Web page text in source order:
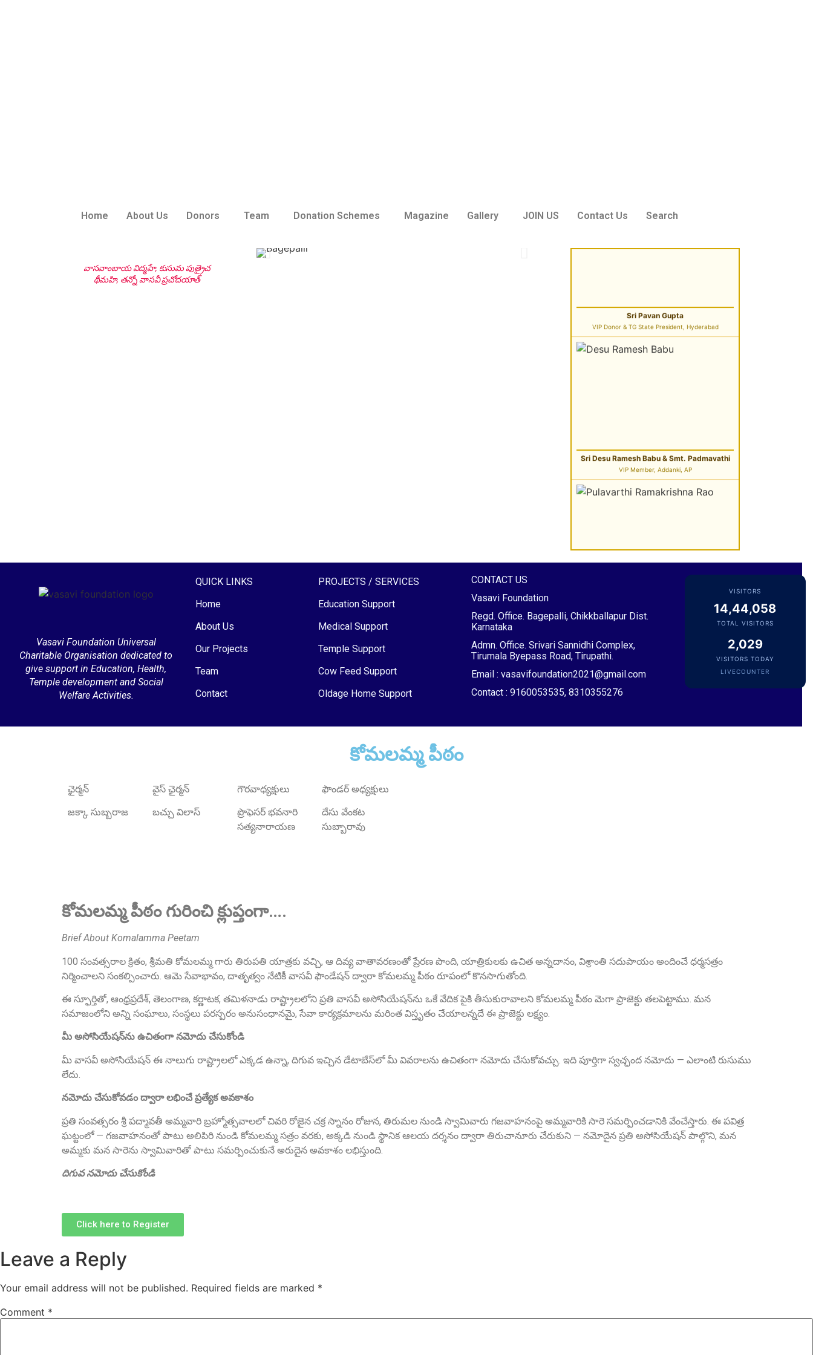
Home About Us Donors Team Donation Schemes Magazine Gallery JOIN US Contact Us Search
వాసవాంబాయ విద్మహే, కుసుమ పుత్రైచ
థీమహి, తన్నో వాసవీ ప్రచోదయాత్
Founder Donor, USA
Sri Anna Ranganayakulu
Founder Donor, Kanigiri, Prakasam Dist. AP
Vasavi Foundation Universal
Charitable Organisation dedicated to
give support in Education, Health,
Temple development and Social
Welfare Activities.
QUICK LINKS
Home
About Us
Our Projects
Team
Contact
PROJECTS / SERVICES
Education Support
Medical Support
Temple Support
Cow Feed Support
Oldage Home Support
CONTACT US
Vasavi Foundation
Regd. Office. Bagepalli, Chikkballapur Dist.
Karnataka
Admn. Office. Srivari Sannidhi Complex,
Tirumala Byepass Road, Tirupathi.
Email : vasavifoundation2021@gmail.com
Contact : 9160053535, 8310355276
VISITORS
14,44,058
TOTAL VISITORS
2,029
VISITORS TODAY
LIVECOUNTER
కోమలమ్మ పీఠం
ఛైర్మన్
జక్కా సుబ్బరాజ
వైస్ ఛైర్మన్
బచ్చు విలాస్
గౌరవాధ్యక్షులు
ప్రొఫెసర్ భవనారి
సత్యనారాయణ
ఫౌండర్ అధ్యక్షులు
దేసు వేంకట
సుబ్బారావు
కోమలమ్మ పీఠం గురించి క్లుప్తంగా….
Brief About Komalamma Peetam
100 సంవత్సరాల క్రితం, శ్రీమతి కోమలమ్మ గారు తిరుపతి యాత్రకు వచ్చి, ఆ దివ్య వాతావరణంతో ప్రేరణ పొంది, యాత్రికులకు ఉచిత అన్నదానం, విశ్రాంతి సదుపాయం అందించే ధర్మసత్రం
నిర్మించాలని సంకల్పించారు. ఆమె సేవాభావం, దాతృత్వం నేటికీ వాసవీ ఫౌండేషన్ ద్వారా కోమలమ్మ పీఠం రూపంలో కొనసాగుతోంది.
ఈ స్ఫూర్తితో, ఆంధ్రప్రదేశ్, తెలంగాణ, కర్ణాటక, తమిళనాడు రాష్ట్రాలలోని ప్రతి వాసవీ అసోసియేషన్‌ను ఒకే వేదిక పైకి తీసుకురావాలని కోమలమ్మ పీఠం మెగా ప్రాజెక్టు తలపెట్టాము. మన
సమాజంలోని అన్ని సంఘాలు, సంస్థలు పరస్పరం అనుసంధానమై, సేవా కార్యక్రమాలను మరింత విస్తృతం చేయాలన్నదే ఈ ప్రాజెక్టు లక్ష్యం.
మీ అసోసియేషన్‌ను ఉచితంగా నమోదు చేసుకోండి
మీ వాసవీ అసోసియేషన్ ఈ నాలుగు రాష్ట్రాలలో ఎక్కడ ఉన్నా, దిగువ ఇచ్చిన డేటాబేస్‌లో మీ వివరాలను ఉచితంగా నమోదు చేసుకోవచ్చు. ఇది పూర్తిగా స్వచ్ఛంద నమోదు — ఎలాంటి రుసుము
లేదు.
నమోదు చేసుకోవడం ద్వారా లభించే ప్రత్యేక అవకాశం
ప్రతి సంవత్సరం శ్రీ పద్మావతీ అమ్మవారి బ్రహ్మోత్సవాలలో చివరి రోజైన చక్ర స్నానం రోజున, తిరుమల నుండి స్వామివారు గజవాహనంపై అమ్మవారికి సారె సమర్పించడానికి వేంచేస్తారు. ఈ పవిత్ర
ఘట్టంలో — గజవాహనంతో పాటు అలిపిరి నుండి కోమలమ్మ సత్రం వరకు, అక్కడి నుండి స్థానిక ఆలయ దర్శనం ద్వారా తిరుచానూరు చేరుకుని — నమోదైన ప్రతి అసోసియేషన్ పాల్గొని, మన
అమ్మకు మన సారెను స్వామివారితో పాటు సమర్పించుకునే అరుదైన అవకాశం లభిస్తుంది.
దిగువ నమోదు చేసుకోండి
Click here to Register
Leave a Reply
Your email address will not be published. Required fields are marked *
Comment *